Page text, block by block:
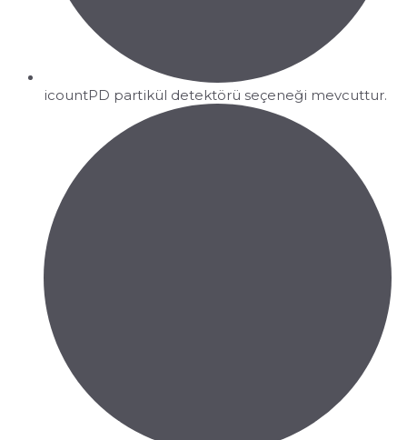
icountPD partikül detektörü seçeneği mevcuttur.